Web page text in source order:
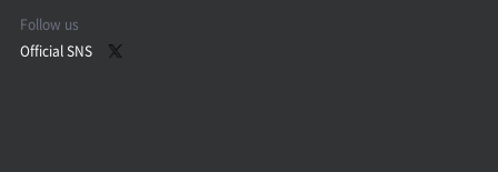
Follow us
Official SNS